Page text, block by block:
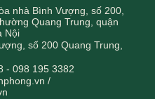
nhà Bình Vượng, số 200,
Quang Trung, quận
Nội
số 200 Quang Trung,
- 098 195 3382
/